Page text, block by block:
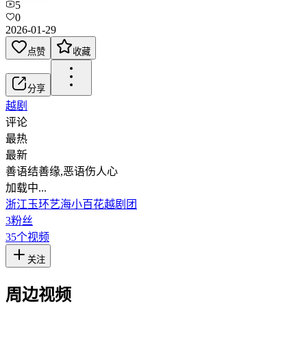
5
0
2026-01-29
点赞 收藏
分享
越剧
评论
最热
最新
善语结善缘,恶语伤人心
加载中...
浙江玉环艺海小百花越剧团
3粉丝
35个视频
关注
周边视频